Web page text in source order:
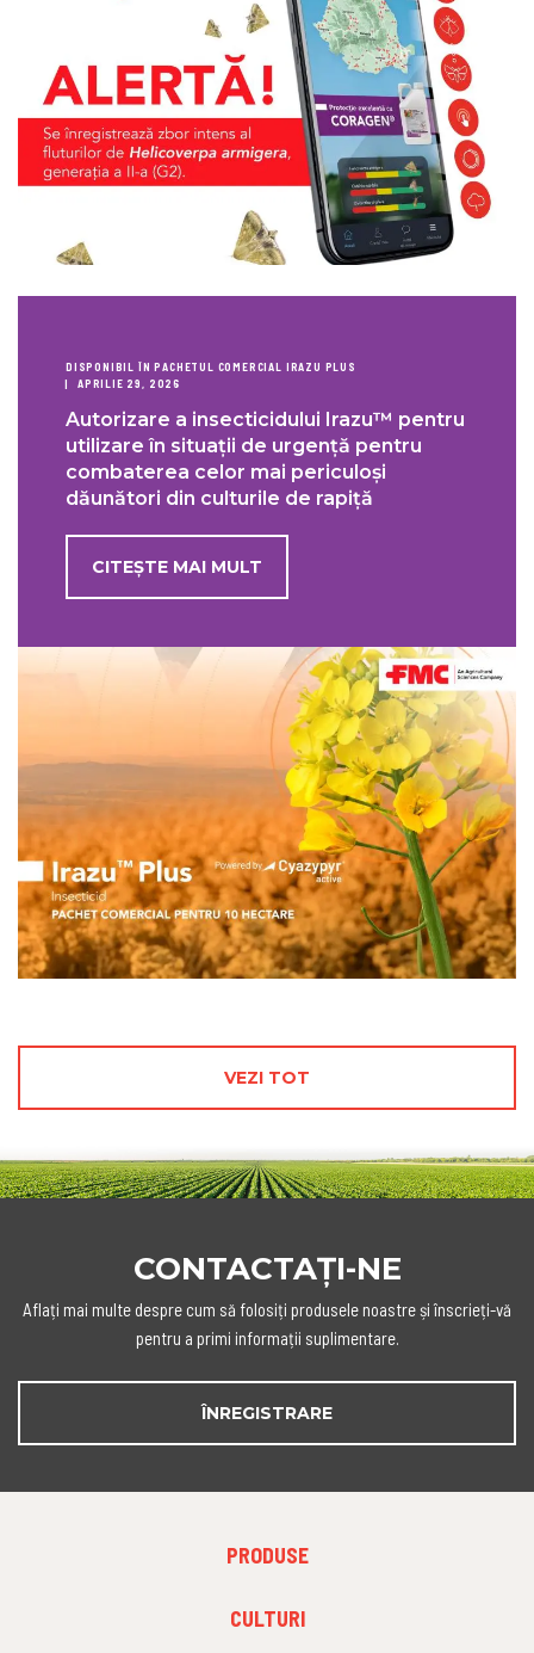
DISPONIBIL ÎN PACHETUL COMERCIAL IRAZU PLUS
APRILIE 29, 2026
Autorizare a insecticidului Irazu™ pentru
utilizare în situații de urgență pentru
combaterea celor mai periculoși
dăunători din culturile de rapiță
CITEȘTE MAI MULT
VEZI TOT
CONTACTAȚI-NE
Aflați mai multe despre cum să folosiți produsele noastre și înscrieți-vă
pentru a primi informații suplimentare.
ÎNREGISTRARE
PRODUSE
CULTURI